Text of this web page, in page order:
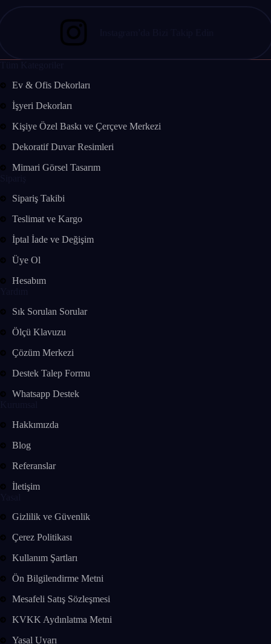
Ev & Ofis Dekorları
İşyeri Dekorları
Kişiye Özel Baskı ve Çerçeve Merkezi
Dekoratif Duvar Resimleri
Mimari Görsel Tasarım
Sipariş Takibi
Teslimat ve Kargo
İptal İade ve Değişim
Üye Ol
Hesabım
Sık Sorulan Sorular
Ölçü Klavuzu
Çözüm Merkezi
Destek Talep Formu
Whatsapp Destek
Hakkımızda
Blog
Referanslar
İletişim
Gizlilik ve Güvenlik
Çerez Politikası
Kullanım Şartları
Ön Bilgilendirme Metni
Mesafeli Satış Sözleşmesi
KVKK Aydınlatma Metni
Yasal Uyarı